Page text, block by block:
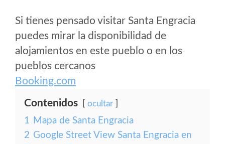
Si tienes pensado visitar Santa Engracia
puedes mirar la disponibilidad de
alojamientos en este pueblo o en los
pueblos cercanos
Booking.com
Contenidos ocultar
1 Mapa de Santa Engracia
2 Google Street View Santa Engracia en